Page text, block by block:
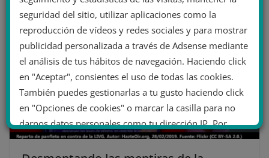
seguridad del sitio, utilizar aplicaciones como la
reproducción de vídeos y redes sociales y para mostrar
publicidad personalizada a través de Adsense mediante
el análisis de tus hábitos de navegación. Haciendo click
en "Aceptar", consientes el uso de todas las cookies.
También puedes gestionarlas a tu gusto haciendo click
en "Opciones de cookies" o marcar la casilla para no
darnos datos personales como tu dirección IP. Por
último, puedes leer nuestra Política de cookies.